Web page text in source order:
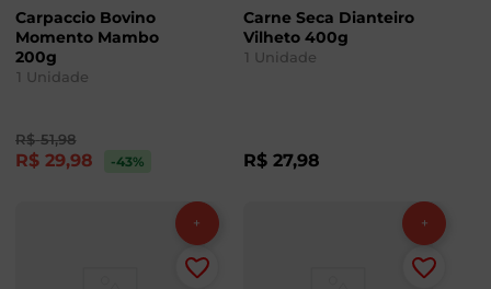
Carpaccio Bovino
Momento Mambo
200g
1 Unidade
R$ 51,98
R$ 29,98 -43%
Carne Seca Dianteiro
Vilheto 400g
1 Unidade
R$ 27,98